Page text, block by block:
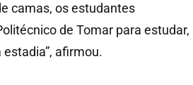
camas, os estudantes
de Tomar para estudar,
afirmou.